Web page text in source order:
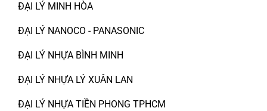
ĐẠI LÝ MINH HÒA
ĐẠI LÝ NANOCO - PANASONIC
ĐẠI LÝ NHỰA BÌNH MINH
ĐẠI LÝ NHỰA LÝ XUÂN LAN
ĐẠI LÝ NHỰA TIỀN PHONG TPHCM